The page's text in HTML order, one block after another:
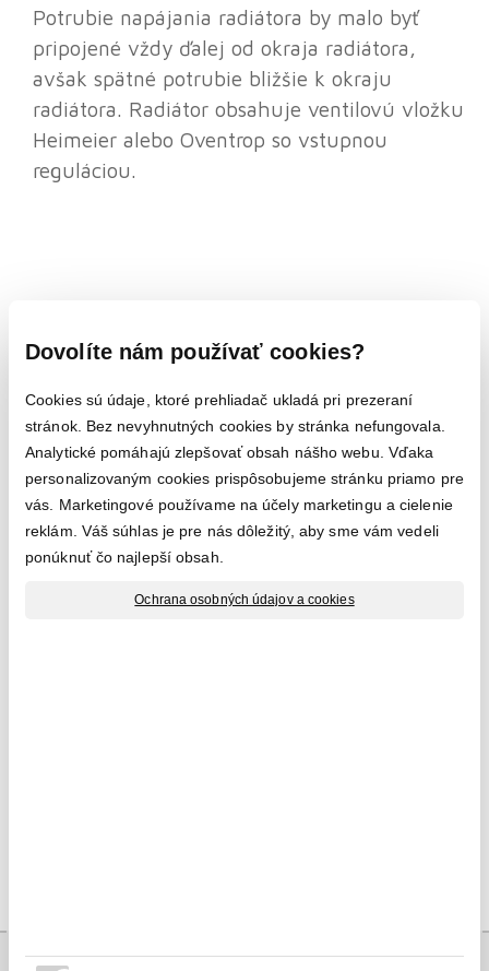
Potrubie napájania radiátora by malo byť
pripojené vždy ďalej od okraja radiátora,
avšak spätné potrubie bližšie k okraju
radiátora. Radiátor obsahuje ventilovú vložku
Heimeier alebo Oventrop so vstupnou
reguláciou.
Dovolíte nám používať cookies?
Cookies sú údaje, ktoré prehliadač ukladá pri prezeraní
stránok. Bez nevyhnutných cookies by stránka nefungovala.
Analytické pomáhajú zlepšovať obsah nášho webu. Vďaka
personalizovaným cookies prispôsobujeme stránku priamo pre
vás. Marketingové používame na účely marketingu a cielenie
reklám. Váš súhlas je pre nás dôležitý, aby sme vám vedeli
ponúknuť čo najlepší obsah.
Ochrana osobných údajov a cookies